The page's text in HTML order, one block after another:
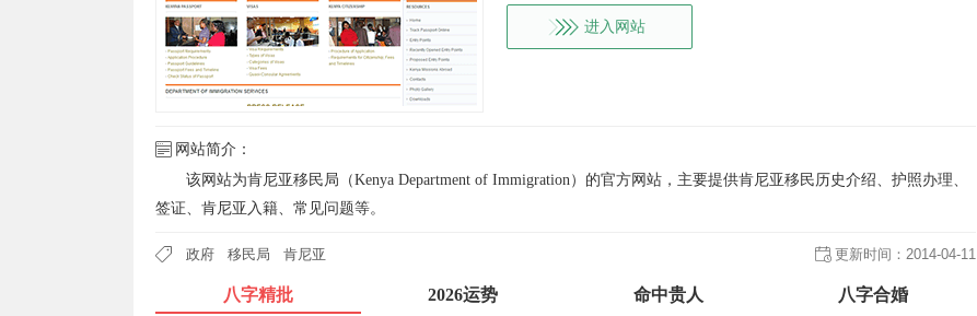
进入网站
网站简介：
该网站为肯尼亚移民局（Kenya Department of Immigration）的官方网站，主要提供肯尼亚移民历史介绍、护照办理、
签证、肯尼亚入籍、常见问题等。
政府 移民局 肯尼亚 更新时间： 2014-04-11
八字精批 2026运势 命中贵人 八字合婚